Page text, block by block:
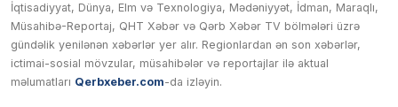
İqtisadiyyat, Dünya, Elm və Texnologiya, Mədəniyyət, İdman, Maraqlı,
Müsahibə-Reportaj, QHT Xəbər və Qərb Xəbər TV bölmələri üzrə
gündəlik yenilənən xəbərlər yer alır. Regionlardan ən son xəbərlər,
ictimai-sosial mövzular, müsahibələr və reportajlar ilə aktual
məlumatları Qerbxeber.com-da izləyin.